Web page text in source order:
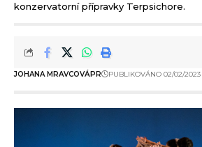
konzervatorní přípravky Terpsichore.
JOHANA MRAVCOVÁPR PUBLIKOVÁNO 02/02/2023